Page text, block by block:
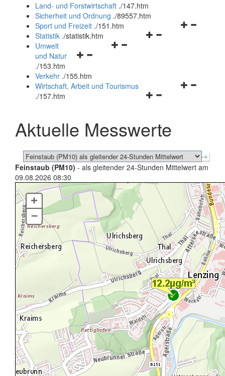
und
schließen
Land- und Forstwirtschaft ./147.htm
Sicherheit und Ordnung ./89557.htm
Navigationsmenü
Sport und Freizeit ./151.htm
Navigationsmenü
Statistik ./statistik.htm
Navigationsmenü
und
schließen
Umwelt
und Natur
./153.htm
Verkehr ./155.htm
Navigationsmenü
schließen
Wirtschaft, Arbeit und Tourismus
./157.htm
Aktuelle Messwerte
Feinstaub (PM10) - als gleitender 24-Stunden Mittelwert am
09.08.2026 08:30
+
–